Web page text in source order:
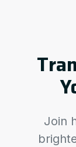
Join